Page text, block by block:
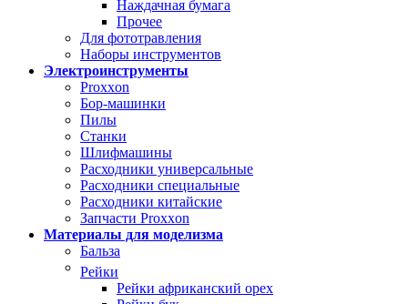
Наждачная бумага
Прочее
Для фототравления
Наборы инструментов
Электроинструменты
Proxxon
Бор-машинки
Пилы
Станки
Шлифмашины
Расходники универсальные
Расходники специальные
Расходники китайские
Запчасти Proxxon
Материалы для моделизма
Бальза
Рейки
Рейки африканский орех